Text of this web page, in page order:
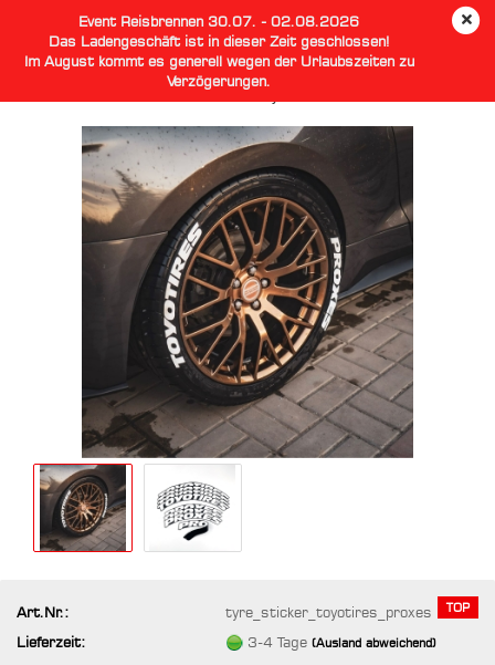
Event Reisbrennen 30.07. - 02.08.2026
Das Ladengeschäft ist in dieser Zeit geschlossen!
Im August kommt es generell wegen der Urlaubszeiten zu
Verzögerungen.
Tire Sticker Reifenschriften Toyo Tires Proxes
TOP
Art.Nr.:
tyre_sticker_toyotires_proxes
Lieferzeit:
3-4 Tage(Ausland abweichend)